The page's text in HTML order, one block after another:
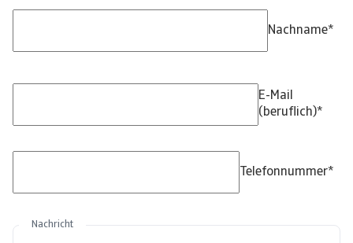
Nachname*
E-Mail
(beruflich)*
Telefonnummer*
Nachricht